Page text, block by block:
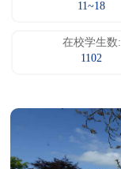
11~18
在校学生数:
1102